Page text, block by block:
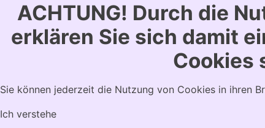
ACHTUNG! Durch die
erklären Sie sich damit
Cookies
Sie können jederzeit die Nutzung von Cookies in ihren
Ich verstehe